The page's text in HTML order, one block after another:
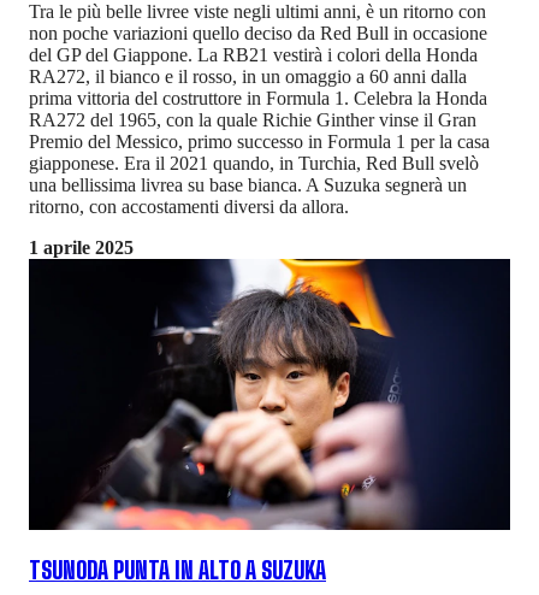
Tra le più belle livree viste negli ultimi anni, è un ritorno con
non poche variazioni quello deciso da Red Bull in occasione
del GP del Giappone. La RB21 vestirà i colori della Honda
RA272, il bianco e il rosso, in un omaggio a 60 anni dalla
prima vittoria del costruttore in Formula 1. Celebra la Honda
RA272 del 1965, con la quale Richie Ginther vinse il Gran
Premio del Messico, primo successo in Formula 1 per la casa
giapponese. Era il 2021 quando, in Turchia, Red Bull svelò
una bellissima livrea su base bianca. A Suzuka segnerà un
ritorno, con accostamenti diversi da allora.
1 aprile 2025
TSUNODA PUNTA IN ALTO A SUZUKA